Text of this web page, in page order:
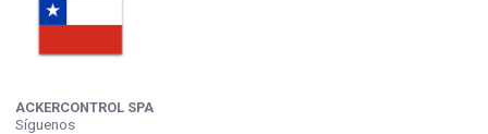
ACKERCONTROL SPA
Síguenos